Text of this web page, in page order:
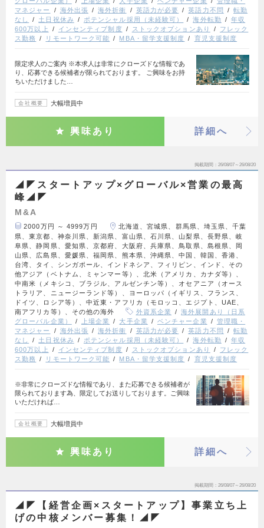
マネジャー
海外出張 海外折衝 英語力が必要 英語力不問
転勤
なし
土日祝休み ポテンシャル採用（未経験可） 海外転勤
年収
600万以上
インセンティブ制度 ストックオプションあり
フレック
ス勤務
リモートワーク可能 MBA・留学支援制度 育児支援制度
限定求人のご案内 ※本求人は非常にクローズドな情報であ
り、応募できる候補者が限られております。 ご興味をお持
ちいただけました…
会社概要 大幅増員中
興味あり 詳細へ
掲載期間 26/08/07～26/08/20
◢◤スタートアップ×グローバル×営業の最高
峰◢◤
M&A
2000万円 ～ 4999万円
北海道、宮城県、群馬県、埼玉県、千葉
県、東京都、神奈川県、新潟県、富山県、石川県、山梨県、長野県、岐
阜県、静岡県、愛知県、京都府、大阪府、兵庫県、鳥取県、島根県、岡
山県、広島県、愛媛県、福岡県、熊本県、沖縄県、中国、韓国、香港、
台湾、タイ、シンガポール、インドネシア、フィリピン、インド、その
他アジア（ベトナム、ミャンマー等）、北米（アメリカ、カナダ等）、
中南米（メキシコ、ブラジル、アルゼンチン等）、オセアニア（オース
トラリア、ニュージーランド等）、ヨーロッパ（イギリス、フランス、
ドイツ、ロシア等）、中近東・アフリカ（モロッコ、エジプト、UAE、
南アフリカ等）、その他の海外
外資系企業
海外展開あり（日系
グローバル企業）
上場企業 大手企業 ベンチャー企業
管理職・
マネジャー
海外出張 海外折衝 英語力が必要 英語力不問
転勤
なし
土日祝休み ポテンシャル採用（未経験可） 海外転勤
年収
600万以上
インセンティブ制度 ストックオプションあり
フレック
ス勤務
リモートワーク可能 MBA・留学支援制度 育児支援制度
※非常にクローズドな情報であり、また応募できる候補者が
限られております為、限定してお送りしております。ご興味
いただければ…
会社概要 大幅増員中
興味あり 詳細へ
掲載期間 26/08/07～26/08/20
◢◤【経営企画×スタートアップ】事業立ち上
げの中核メンバー募集！◢◤